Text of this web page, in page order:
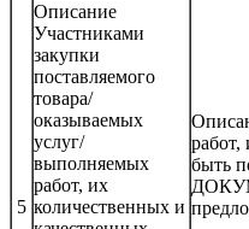
5
Описание
Участниками
закупки
поставляемого
товара/
оказываемых
услуг/
выполняемых
работ, их
количественных и
работ,
быть